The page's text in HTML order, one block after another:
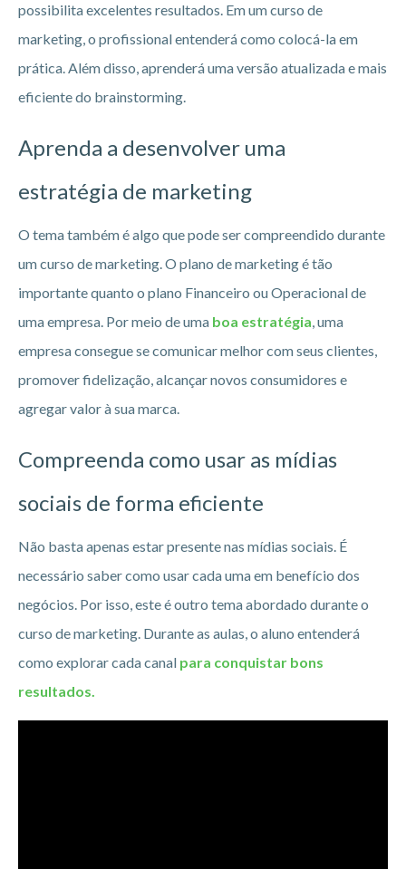
possibilita excelentes resultados. Em um curso de
marketing, o profissional entenderá como colocá-la em
prática. Além disso, aprenderá uma versão atualizada e mais
eficiente do brainstorming.
Aprenda a desenvolver uma
estratégia de marketing
O tema também é algo que pode ser compreendido durante
um curso de marketing. O plano de marketing é tão
importante quanto o plano Financeiro ou Operacional de
uma empresa. Por meio de uma boa estratégia, uma
empresa consegue se comunicar melhor com seus clientes,
promover fidelização, alcançar novos consumidores e
agregar valor à sua marca.
Compreenda como usar as mídias
sociais de forma eficiente
Não basta apenas estar presente nas mídias sociais. É
necessário saber como usar cada uma em benefício dos
negócios. Por isso, este é outro tema abordado durante o
curso de marketing. Durante as aulas, o aluno entenderá
como explorar cada canal para conquistar bons
resultados.